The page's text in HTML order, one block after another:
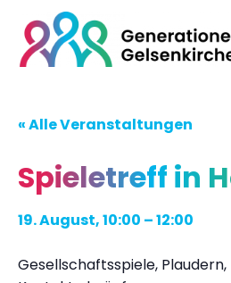
« Alle Veranstaltungen
Spieletreff in
19. August, 10:00 –12:00
Gesellschaftsspiele,